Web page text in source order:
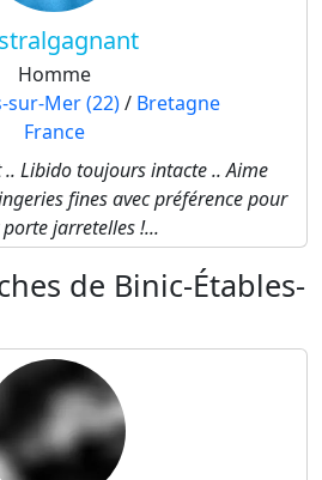
Homme
sur-Mer (22)/ Bretagne
France
.. Libido toujours intacte .. Aime
fines avec préférence pour
jarretelles !...
de Binic-Étables-